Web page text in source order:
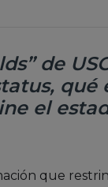
de
qué
el
que